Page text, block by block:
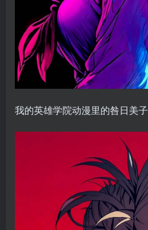
我的英雄学院动漫里的咎日美子